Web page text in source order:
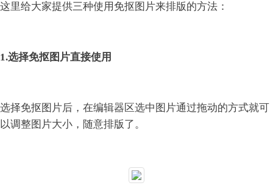
这里给大家提供三种使用免抠图片来排版的方法：
1.选择免抠图片直接使用
选择免抠图片后，在编辑器区选中图片通过拖动的方式就可
以调整图片大小，随意排版了。